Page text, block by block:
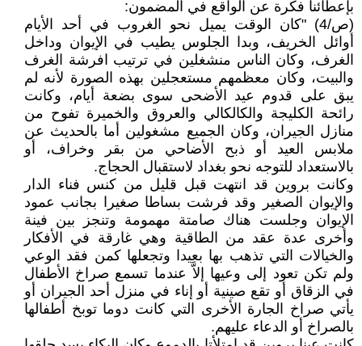
بإعطائنا فكرة عن الواقع في المضمون:
(ص/4) "كان الوقت يميل نحو الغروب في أحد الأيام
أوائل الخريف، وبدا الجلوس يطيب في الإيوان وداخل
الغرف، وكان الناس منشغلين في ترتيب افرشة الغرف
والبيت، وكان معظمهم مستعجلين بهذه الصورة لأنه لم
يبق على قدوم عيد الأضحى سوى بضعة أيام، وكانت
رائحة الكليجة والكالكالي والعروق والخميرة تفوح من
منازل الجيران، وكان الجميع مشغولين أما بالحديث عن
ملابس العيد أو ذبح الأضاحي من بقر وخراف، أو
بالاستعداد للتوجه نحو بغداد لاستقبال الحجاج.
وكانت بروين قد انتهت قبل قليل من كنس فناء الدار
والإيوان الصغير وقد فرشت بساطا صغيرا بجانب عمود
الإيوان وجلست هناك صامتة مهمومة وتنجز بين فينة
وأخرى عدة عقد من الطاقية وهي غارقة في الأفكار
والخيالات التي تذهب بها بعيدا وتجعلها كمن فقد الوعي
ولم تكن تعود إلى وعيها إلاَّ عندما تسمع صراخ الأطفال
في الزقاق أو تقع صينية أو إناء في منزل أحد الجيران أو
يأتي صراخ الجارة الأخرى التي كانت دوما توبخ أطفالها
بالصراخ أو الدعاء عليهم.